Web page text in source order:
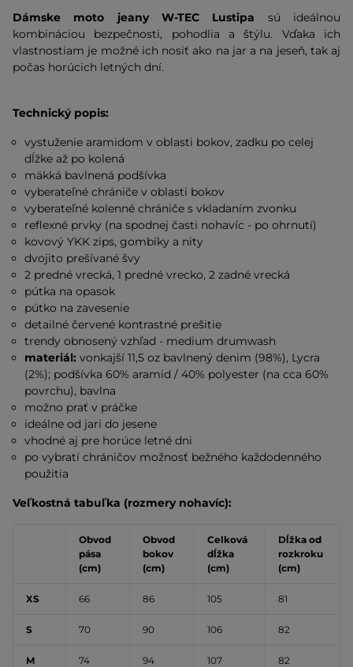
Dámske moto jeany W-TEC Lustipa sú ideálnou
kombináciou bezpečnosti, pohodlia a štýlu. Vďaka ich
vlastnostiam je možné ich nosiť ako na jar a na jeseň, tak aj
počas horúcich letných dní.
Technický popis:
vystuženie aramidom v oblasti bokov, zadku po celej
dĺžke až po kolená
mäkká bavlnená podšívka
vyberateľné chrániče v oblasti bokov
vyberateľné kolenné chrániče s vkladaním zvonku
reflexné prvky (na spodnej časti nohavíc - po ohrnutí)
kovový YKK zips, gombíky a nity
dvojito prešívané švy
2 predné vrecká, 1 predné vrecko, 2 zadné vrecká
pútka na opasok
pútko na zavesenie
detailné červené kontrastné prešitie
trendy obnosený vzhľad - medium drumwash
materiál: vonkajší 11,5 oz bavlnený denim (98%), Lycra
(2%); podšívka 60% aramid / 40% polyester (na cca 60%
povrchu), bavlna
možno prať v práčke
ideálne od jari do jesene
vhodné aj pre horúce letné dni
po vybratí chráničov možnosť bežného každodenného
použitia
Veľkostná tabuľka (rozmery nohavíc):
Obvod
pása
(cm)
Obvod
bokov
(cm)
Celková
dĺžka
(cm)
Dĺžka od
rozkroku
(cm)
XS 66 86 105 81
S 70 90 106 82
M 74 94 107 82